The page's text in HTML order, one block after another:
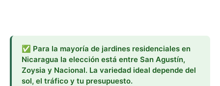
✅ Para la mayoría de jardines residenciales en
Nicaragua la elección está entre San Agustín,
Zoysia y Nacional. La variedad ideal depende del
sol, el tráfico y tu presupuesto.